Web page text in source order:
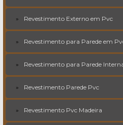
Revestimento Externo em Pvc
Revestimento para Parede em
Revestimento para Parede
Revestimento Parede Pvc
Revestimento Pvc Madeira